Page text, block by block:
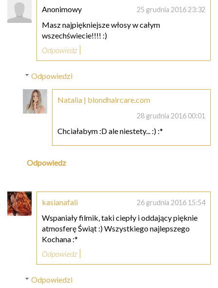
Anonimowy 25 grudnia 2016 23:32
Masz najpiękniejsze włosy w całym
wszechświecie!!!! :)
Odpowiedz
Odpowiedzi
Natalia | blondhaircare.com
28 grudnia 2016 00:01
Chciałabym :D ale niestety... :) :*
Odpowiedz
kasianafali 26 grudnia 2016 15:54
Wspaniały filmik, taki ciepły i oddający pięknie
atmosferę Świąt :) Wszystkiego najlepszego
Kochana :*
Odpowiedz
Odpowiedzi